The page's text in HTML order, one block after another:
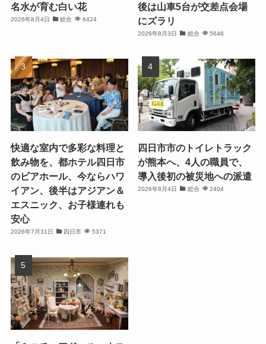
名水が育む白い花
2026年8月4日 総合 6424
後は山車5台が交差点会場
にズラリ
2026年8月3日 総合 5646
快適な室内で多彩な料理と
飲み物を、都ホテル四日市
のビアホール、今ならハワ
イアン、後半はアジアン＆
エスニック、お子様連れも
安心
2026年7月31日 四日市 5371
四日市市のトイレトラック
が熊本へ、4人の職員で、
導入後初の被災地への派遣
2026年8月4日 総合 2404